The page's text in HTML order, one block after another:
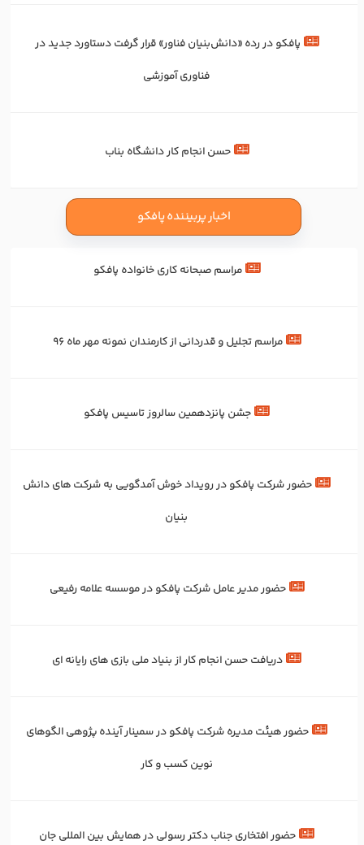
پافکو در رده «دانش‌بنیان فناور» قرار گرفت دستاورد جدید در
فناوری آموزشی
حسن انجام کار دانشگاه بناب
اخبار پربیننده پافکو
مراسم صبحانه کاری خانواده پافکو
مراسم تجلیل و قدردانی از کارمندان نمونه مهر ماه 96
جشن پانزدهمین سالروز تاسیس پافکو
حضور شرکت پافکو در رویداد خوش آمدگویی به شرکت های دانش
بنیان
حضور مدیر عامل شرکت پافکو در موسسه علامه رفیعی
دریافت حسن انجام کار از بنیاد ملی بازی های رایانه ای
حضور هیئت مدیره شرکت پافکو در سمینار آینده پژوهی الگوهای
نوین کسب و کار
حضور افتخاری جناب دکتر رسولی در همایش بین المللی جان